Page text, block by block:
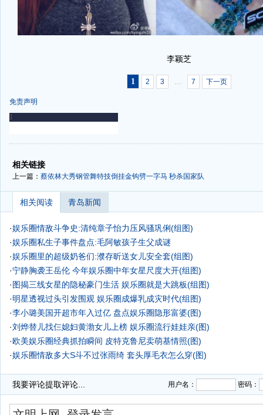
李颖芝
1 2 3 ... 7 下一页
免责声明
-
相关链接
上一篇： 蔡依林大秀钢管舞特技倒挂金钩劈一字马 秒杀国家队
相关阅读 青岛新闻
·娱乐圈情敌斗争史:清纯章子怡力压风骚巩俐(组图)
·娱乐圈私生子事件盘点:毛阿敏孩子生父成谜
·娱乐圈里的超级奶爸们:濮存昕送女儿安全套(组图)
·宁静胸袭王岳伦 今年娱乐圈中年女星尺度大开(组图)
·图揭三线女星的隐秘豪门生活 娱乐圈就是大跳板(组图)
·明星透视过头引发围观 娱乐圈成爆乳成灾时代(组图)
·李小璐美国开超市年入过亿 盘点娱乐圈隐形富婆(图)
·刘烨替儿找仨媳妇黄渤女儿上榜 娱乐圈流行娃娃亲(图)
·欧美娱乐圈经典抓拍瞬间 皮特克鲁尼卖萌基情照(图)
·娱乐圈情敌多大S斗不过张雨绮 套头厚毛衣怎么穿(图)
我要评论提取评论... 用户名： 密码：